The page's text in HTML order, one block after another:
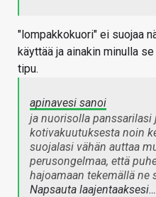
"lompakkokuori" ei suojaa
käyttää ja ainakin minulla
tipu.
apinavesi sanoi
ja nuorisolla panssarilasi
kotivakuutuksesta noin
suojalasi vähän auttaa
perusongelmaa, että
hajoamaan tekemällä ne
Napsauta laajentaaksesi…